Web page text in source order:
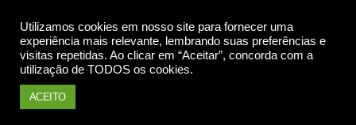
Utilizamos cookies em nosso site para fornecer uma
experiência mais relevante, lembrando suas preferências e
visitas repetidas. Ao clicar em “Aceitar”, concorda com a
utilização de TODOS os cookies.
ACEITO